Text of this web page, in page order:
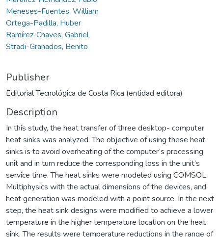
Meneses-Fuentes, William
Ortega-Padilla, Huber
Ramírez-Chaves, Gabriel
Stradi-Granados, Benito
Publisher
Editorial Tecnológica de Costa Rica (entidad editora)
Description
In this study, the heat transfer of three desktop- computer
heat sinks was analyzed. The objective of using these heat
sinks is to avoid overheating of the computer’s processing
unit and in turn reduce the corresponding loss in the unit’s
service time. The heat sinks were modeled using COMSOL
Multiphysics with the actual dimensions of the devices, and
heat generation was modeled with a point source. In the next
step, the heat sink designs were modified to achieve a lower
temperature in the higher temperature location on the heat
sink. The results were temperature reductions in the range of